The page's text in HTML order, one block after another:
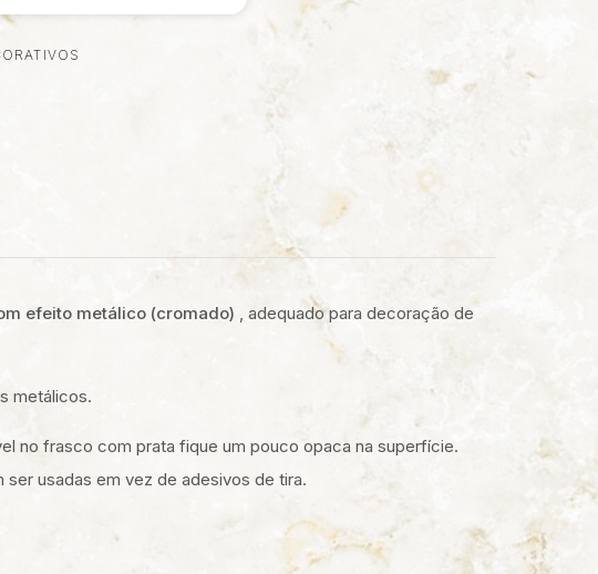
efeito metálico (cromado) , adequado para decoração de
metálicos.
no frasco com prata fique um pouco opaca na superfície.
usadas em vez de adesivos de tira.